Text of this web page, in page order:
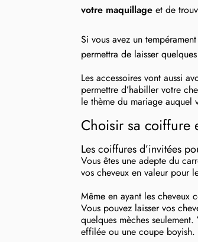
votre maquillage et de
Si vous avez un
permettra de laisser
Les accessoires vont aussi
permettre d’habiller votre
le thème du mariage auquel
Choisir sa coiffure
Les coiffures d’invitées
Vous êtes une adepte du
vos cheveux en valeur pour
Même en ayant les cheveux
Vous pouvez laisser vos
quelques mèches
effilée ou une coupe boyish.